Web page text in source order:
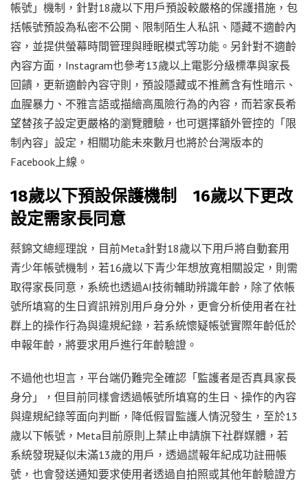
帳號」機制，針對18歲以下用戶預設較嚴格的保護措施，包
括帳號預設為私密不公開、限制陌生人私訊、隱藏不適齡內
容，並提供螢幕時間管理與睡眠模式等功能。另針對不適齡
內容方面，Instagram也參考13歲以上電影分級標準與家長
回饋，更新適齡內容守則，預設隱藏或不推薦含有性暗示、
血腥暴力、不雅言語或描繪高風險行為的內容，而若家長希
望替孩子設定更嚴格的瀏覽體驗，也可選擇額外管控的「限
制內容」設定，相關功能未來數月也將於台灣版本的
Facebook上線。
18歲以下預設保護機制
16歲以下更改
設定需家長同意
蔡錦文總經理說，目前Meta針對18歲以下用戶將自動套用
青少年帳號機制，若16歲以下青少年想放寬相關設定，則需
取得家長同意，系統也透過AI技術輔助辨識年齡，除了依帳
號所填寫的生日資訊辨別用戶身分外，更會分析使用者在社
群上的操作行為與違規紀錄，若系統懷疑帳號實際年齡低於
申報年齡，將要求用戶進行年齡驗證。
不過他也坦言，平台端仍難完全確認「監護者是否真具家長
身分」，但目前同樣會透過帳號所填寫的生日、操作的內容
與違規紀錄等面向判斷，降低假冒監護人情況發生，至於13
歲以下帳號，Meta目前原則上禁止申請旗下社群媒體，若
系統發現疑似未滿13歲的用戶，透過謊報年紀成功註冊帳
號，也會發送通知要求使用者透過自拍照或其他年齡驗證方